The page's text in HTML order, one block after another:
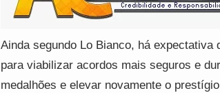
Ainda segundo Lo Bianco, há expectativa
para viabilizar acordos mais seguros e
medalhões e elevar novamente o